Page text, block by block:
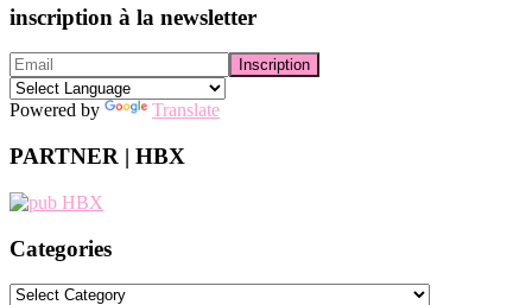
inscription à la newsletter
Powered by Translate
PARTNER | HBX
Categories
Categories